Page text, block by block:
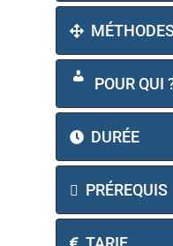
POUR QUI
DURÉE
PRÉREQUIS